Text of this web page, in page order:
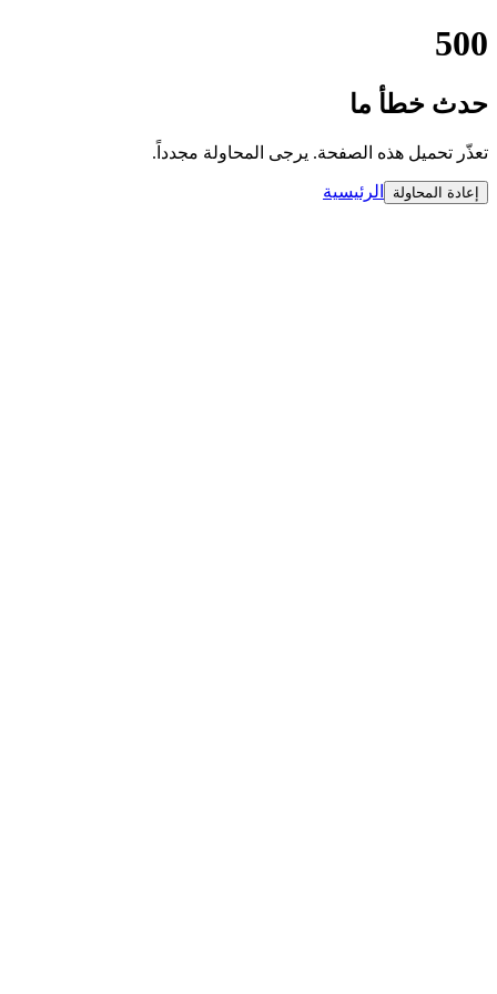
500
حدث خطأ ما
تعذّر تحميل هذه الصفحة. يرجى المحاولة مجدداً.
إعادة المحاولة الرئيسية